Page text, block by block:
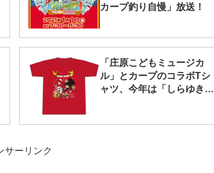
カープ釣り自慢」放送！
「庄原こどもミュージカ
ル」とカープのコラボTシ
ャツ、今年は「しらゆき姫
サーリンク